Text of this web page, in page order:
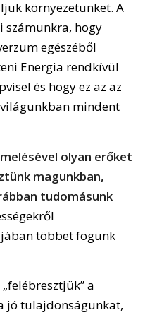
környezetünket. A
számunkra, hogy
egészéből
Energia rendkívül
és hogy ez az az
mindent
olyan erőket
magunkban,
tudomásunk
többet fogunk
a
jó tulajdonságunkat,